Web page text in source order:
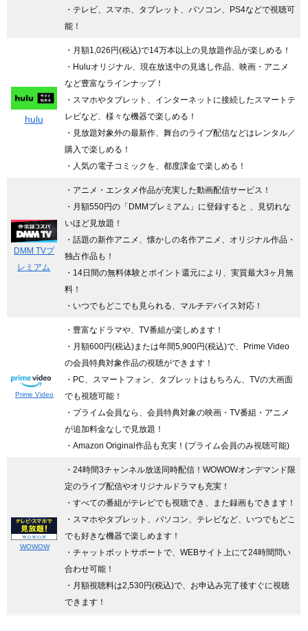
・テレビ、スマホ、タブレット、パソコン、PS4などで視聴可
能！
hulu
・月額1,026円(税込)で14万本以上の見放題作品が楽しめる！
・Huluオリジナル、現在放送中の見逃し作品、映画・アニメ
など豊富なラインナップ！
・スマホやタブレット、インターネットに接続したスマートテ
レビなど、様々な機器で楽しめる！
・見放題対象外の最新作、舞台のライブ配信などはレンタル／
購入で楽しめる！
・人気の電子コミックを、都度課金で楽しめる！
DMM TVプ
レミアム
・アニメ・エンタメ作品が充実した動画配信サービス！
・月額550円の「DMMプレミアム」に登録すると 、見切れな
いほど見放題！
・話題の新作アニメ、懐かしの名作アニメ、オリジナル作品・
独占作品も！
・14日間の無料体験とポイント還元により、実質最大3ヶ月無
料！
・いつでもどこでも見られる、マルチデバイス対応！
Prime Video
・豊富なドラマや、TV番組が楽しめます！
・月額600円(税込)または年間5,900円(税込)で、Prime Video
の会員特典対象作品の視聴ができます！
・PC、スマートフォン、タブレットはもちろん、TVの大画面
でも視聴可能！
・プライム会員なら、会員特典対象の映画・TV番組・アニメ
が追加料金なしで見放題！
・Amazon Original作品も充実！(プライム会員のみ視聴可能)
WOWOW
・24時間3チャンネル放送同時配信 ！WOWOWオンデマンド限
定のライブ配信やオリジナルドラマも充実！
・すべての番組がテレビでも視聴でき、また録画もできます！
・スマホやタブレット、パソコン、テレビなど、いつでもどこ
でも好きな機器で楽しめます！
・チャットボットサポートで、WEBサイト上にて24時間問い
合わせ可能！
・月額視聴料は2,530円(税込)で、お申込み完了後すぐに視聴
できます！